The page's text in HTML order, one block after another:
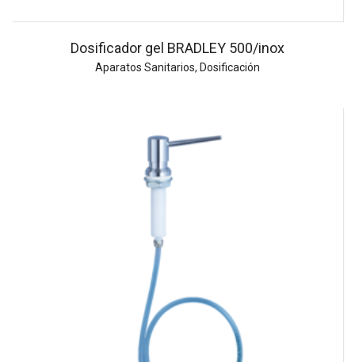
Dosificador gel BRADLEY 500/inox
Aparatos Sanitarios, Dosificación